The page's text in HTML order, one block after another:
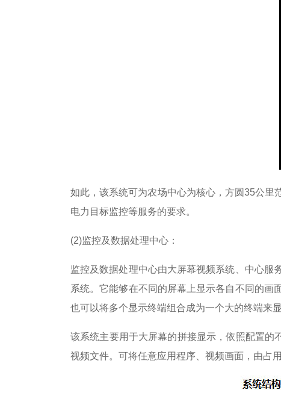
如此，该系统可为农场中心为核心，方圆35公里
电力目标监控等服务的要求。
(2)监控及数据处理中心：
监控及数据处理中心由大屏幕视频系统、中心服
系统。它能够在不同的屏幕上显示各自不同的画
也可以将多个显示终端组合成为一个大的终端来
该系统主要用于大屏幕的拼接显示，依照配置
视频文件。可将任意应用程序、视频画面，由占